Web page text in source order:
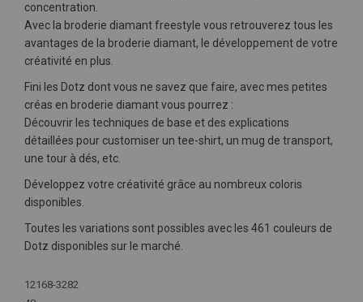
concentration.
Avec la broderie diamant freestyle vous retrouverez tous les
avantages de la broderie diamant, le développement de votre
créativité en plus.
Fini les Dotz dont vous ne savez que faire, avec mes petites
créas en broderie diamant vous pourrez :
Découvrir les techniques de base et des explications
détaillées pour customiser un tee-shirt, un mug de transport,
une tour à dés, etc.
Développez votre créativité grâce au nombreux coloris
disponibles.
Toutes les variations sont possibles avec les 461 couleurs de
Dotz disponibles sur le marché.
Plus
12168-3282